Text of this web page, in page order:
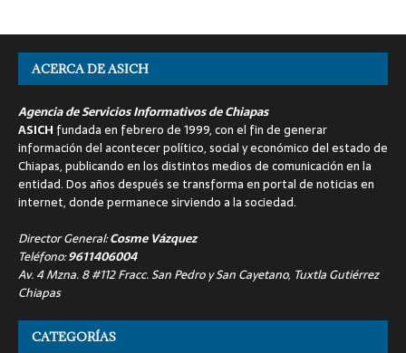
ACERCA DE ASICH
Agencia de Servicios Informativos de Chiapas
ASICH fundada en febrero de 1999, con el fin de generar
información del acontecer político, social y económico del estado de
Chiapas, publicando en los distintos medios de comunicación en la
entidad. Dos años después se transforma en portal de noticias en
internet, donde permanece sirviendo a la sociedad.
Director General:Cosme Vázquez
Teléfono:9611406004
Av. 4 Mzna. 8 #112 Fracc. San Pedro y San Cayetano, Tuxtla Gutiérrez
Chiapas
CATEGORÍAS